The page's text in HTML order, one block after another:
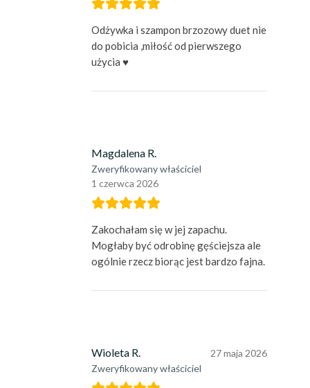
Odżywka i szampon brzozowy duet nie
do pobicia ,miłość od pierwszego
użycia ♥️
Magdalena R.
Zweryfikowany właściciel
1 czerwca 2026
Zakochałam się w jej zapachu.
Mogłaby być odrobinę gęściejsza ale
ogólnie rzecz biorąc jest bardzo fajna.
Wioleta R.
Zweryfikowany właściciel
27 maja 2026